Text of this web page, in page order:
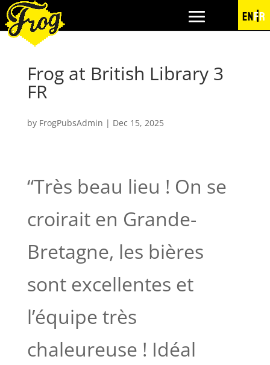
ENFR
Frog at British Library 3
FR
by FrogPubsAdmin | Dec 15, 2025
“Très beau lieu ! On se
croirait en Grande-
Bretagne, les bières
sont excellentes et
l’équipe très
chaleureuse ! Idéal